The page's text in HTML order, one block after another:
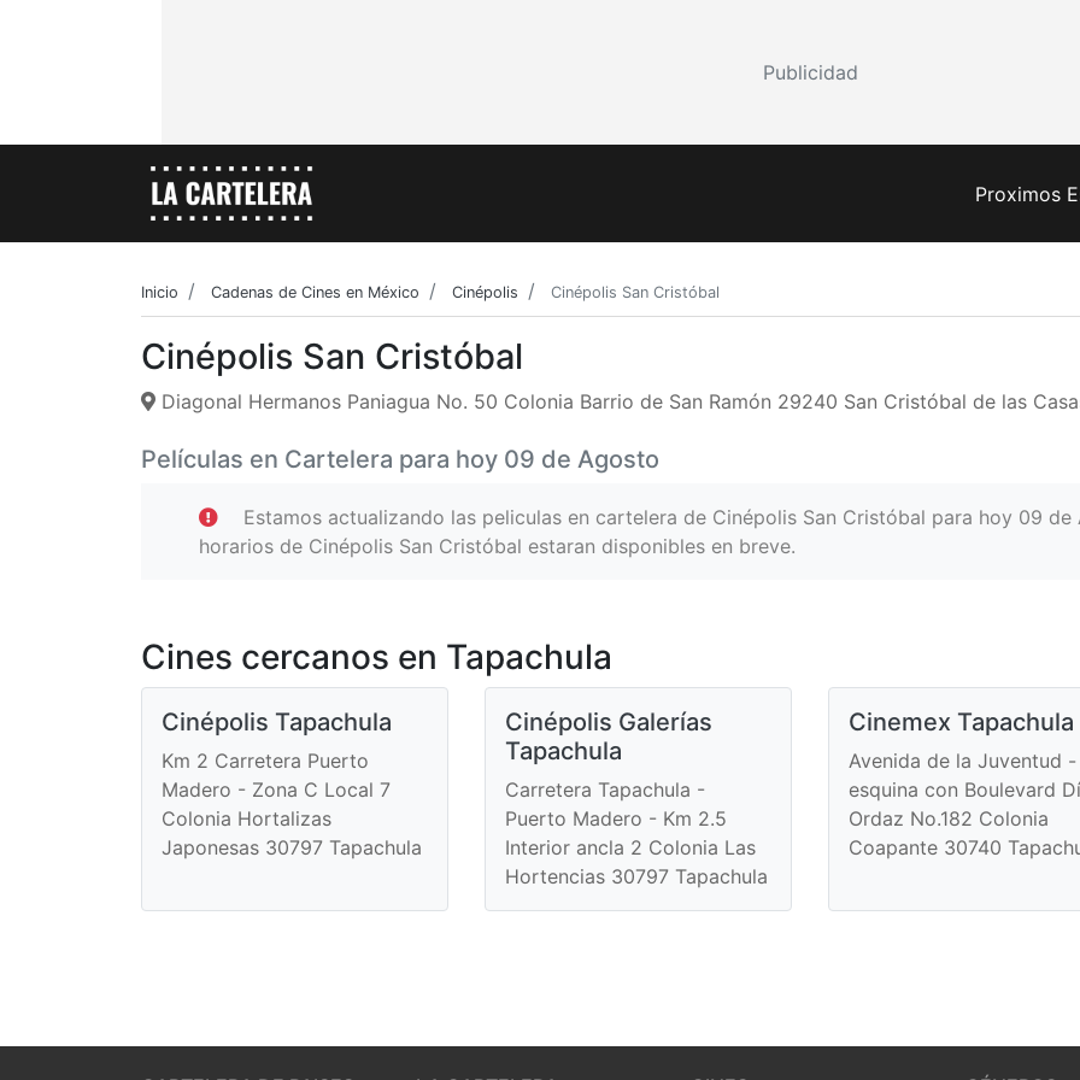
Publicidad
Proximos
Inicio Cadenas de Cines en México Cinépolis Cinépolis San Cristóbal
Cinépolis San Cristóbal
Diagonal Hermanos Paniagua No. 50 Colonia Barrio de San Ramón 29240 San Cristóbal de las
Películas en Cartelera para hoy 09 de Agosto
Estamos actualizando las peliculas en cartelera de Cinépolis San Cristóbal para hoy 09
horarios de Cinépolis San Cristóbal estaran disponibles en breve.
Cines cercanos en Tapachula
Cinépolis Tapachula
Km 2 Carretera Puerto
Madero - Zona C Local 7
Colonia Hortalizas
Japonesas 30797 Tapachula
Cinépolis Galerías
Tapachula
Carretera Tapachula -
Puerto Madero - Km 2.5
Interior ancla 2 Colonia Las
Hortencias 30797 Tapachula
Cinemex Tapachula
Avenida de la Juventud -
esquina con Boulevard
Ordaz No.182 Colonia
Coapante 30740